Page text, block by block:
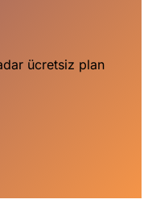
ücretsiz plan